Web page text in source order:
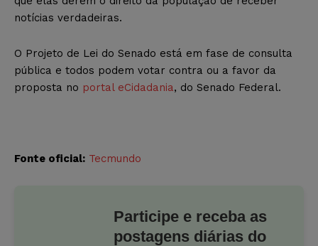
notícias verdadeiras.
O Projeto de Lei do Senado está em fase de consulta
pública e todos podem votar contra ou a favor da
proposta no portal eCidadania, do Senado Federal.
Fonte oficial: Tecmundo
Participe e receba as
postagens diárias do